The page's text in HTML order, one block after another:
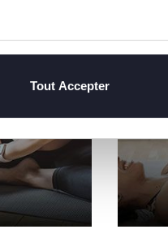
Tout Accepter